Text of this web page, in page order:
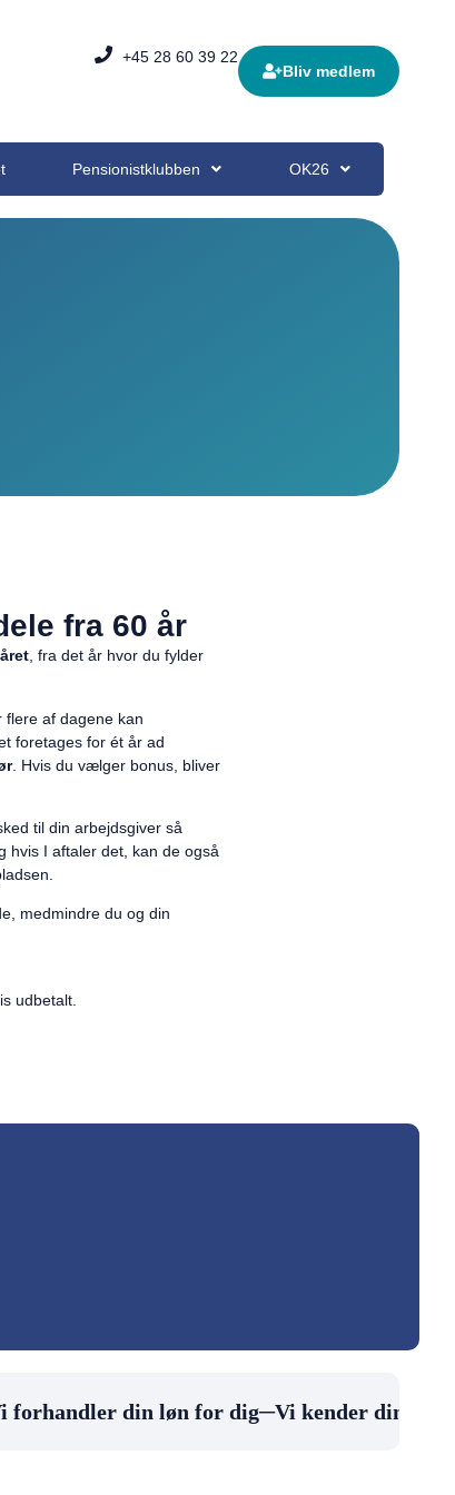
+45 28 60 39 22
Bliv medlem
Pensionistklubben OK26
fra 60 år
, fra det år hvor du fylder
af dagene kan
foretages for ét år ad
. Hvis du vælger bonus, bliver
til din arbejdsgiver så
hvis I aftaler det, kan de også
medmindre du og din
udbetalt.
din løn for dig─Vi kender din